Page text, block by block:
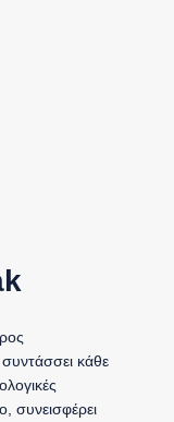
συντάσσει κάθε
συνεισφέρει